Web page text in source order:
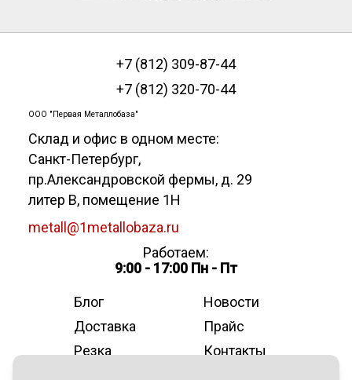
+7 (812) 309-87-44
+7 (812) 320-70-44
ООО "Первая Металлобаза"
Склад и офис в одном месте:
Санкт-Петербург,
пр.Александровской фермы, д. 29
литер В, помещение 1Н
metall@1metallobaza.ru
Работаем:
9:00 - 17:00 Пн - Пт
Блог
Новости
Доставка
Прайс
Резка
Контакты